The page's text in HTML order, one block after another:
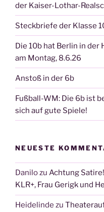
der Kaiser-Lothar-
Steckbriefe der Klasse
Die 10b hat Berlin in der
am Montag, 8.6.26
Anstoß in der 6b
Fußball-WM: Die 6b ist
sich auf gute Spiele!
NEUESTE
Danilozu Achtung
KLR+, Frau Gerigk und
Heidelinde zu